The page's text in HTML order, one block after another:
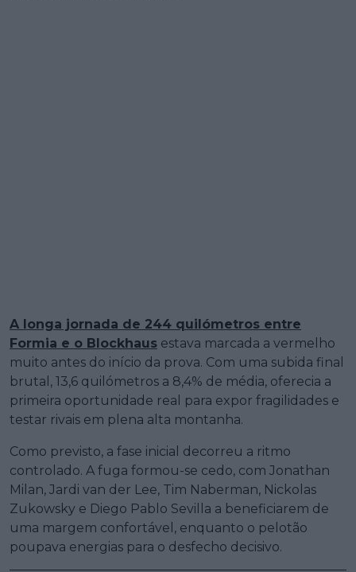
A longa jornada de 244 quilómetros entre
Formia e o Blockhaus estava marcada a vermelho
muito antes do início da prova. Com uma subida final
brutal, 13,6 quilómetros a 8,4% de média, oferecia a
primeira oportunidade real para expor fragilidades e
testar rivais em plena alta montanha.
Como previsto, a fase inicial decorreu a ritmo
controlado. A fuga formou-se cedo, com Jonathan
Milan, Jardi van der Lee, Tim Naberman, Nickolas
Zukowsky e Diego Pablo Sevilla a beneficiarem de
uma margem confortável, enquanto o pelotão
poupava energias para o desfecho decisivo.